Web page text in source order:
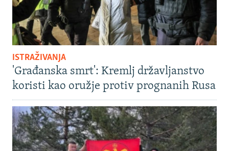
ISTRAŽIVANJA
'Građanska smrt': Kremlj državljanstvo
koristi kao oružje protiv prognanih Rusa